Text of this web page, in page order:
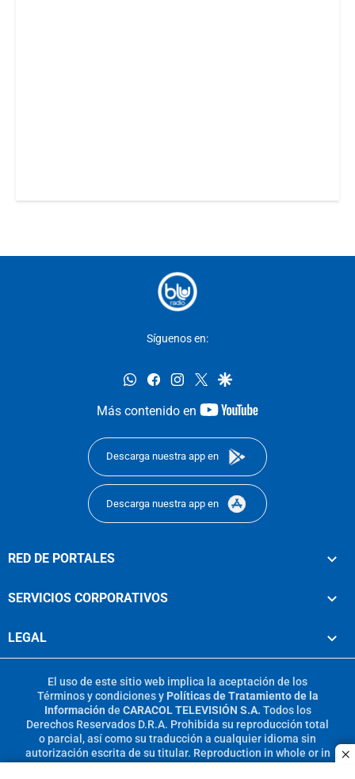
Síguenos en:
whatsappfacebookinstagram
twittergoogle
Más contenido en
youtube-
Descarga nuestra app en
Descarga nuestra app en
RED DE PORTALES
SERVICIOS CORPORATIVOS
LEGAL
El uso de este sitio web implica la aceptación de los
Términos y condicionesy Políticas de Tratamiento de la
Información de CARACOL TELEVISIÓN S.A. Todos los
Derechos Reservados D.R.A. Prohibida su reproducción total
o parcial, así como su traducción a cualquier idioma sin
autorización escrita de su titular. Reproduction in whole or in